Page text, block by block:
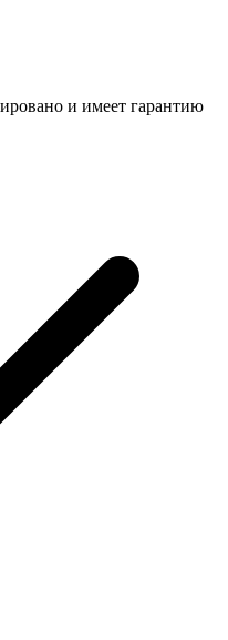
и имеет гарантию